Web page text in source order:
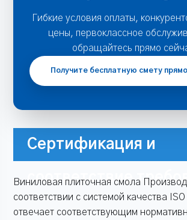
Гибкие условия оплаты,
цены, первоклассное
обращайтесь прямо
Получите бесплатную смету
Сертификация и
соответствие
Виниловая плиточная смола
соответствии с системой качества
отвечает соответствующим